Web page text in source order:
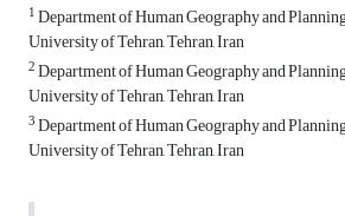
1Department of Human Geography and
University of Tehran, Tehran, Iran
2Department of Human Geography and
University of Tehran, Tehran, Iran
3Department of Human Geography and
University of Tehran, Tehran, Iran